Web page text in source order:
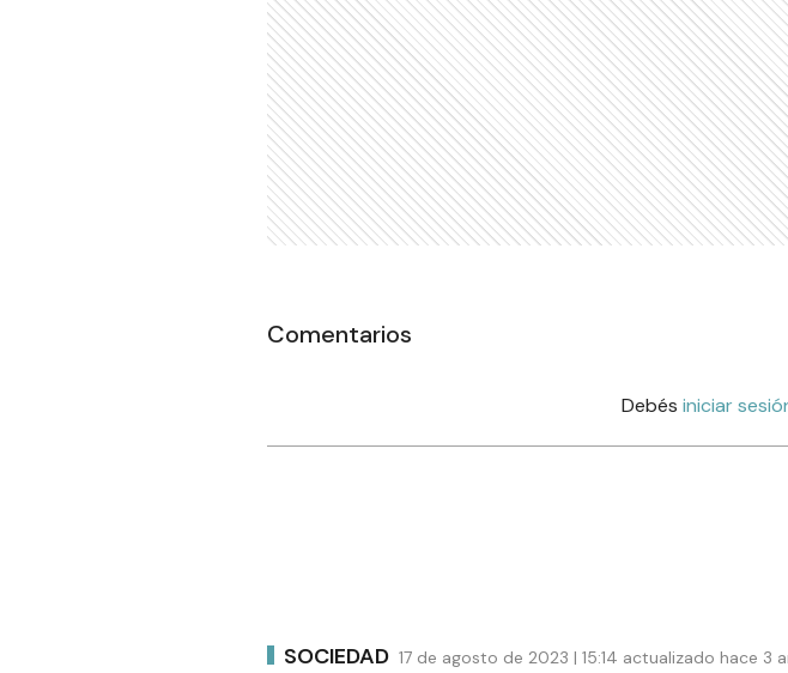
Comentarios
Debés iniciar
SOCIEDAD 17 de agosto de 2023 | 15:14 actualizado hace 3